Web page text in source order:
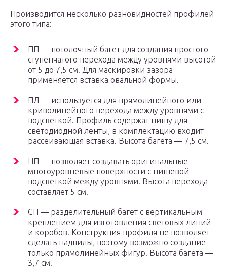
Производится несколько разновидностей профилей
этого типа:
ПП — потолочный багет для создания простого
ступенчатого перехода между уровнями высотой
от 5 до 7,5 см. Для маскировки зазора
применяется вставка овальной формы.
ПЛ — используется для прямолинейного или
криволинейного перехода между уровнями с
подсветкой. Профиль содержат нишу для
светодиодной ленты, в комплектацию входит
рассеивающая вставка. Высота багета — 7,5 см.
НП — позволяет создавать оригинальные
многоуровневые поверхности с нишевой
подсветкой между уровнями. Высота перехода
составляет 5 см.
СП — разделительный багет с вертикальным
креплением для изготовления световых линий
и коробов. Конструкция профиля не позволяет
сделать надпилы, поэтому возможно создание
только прямолинейных фигур. Высота багета —
3,7 см.